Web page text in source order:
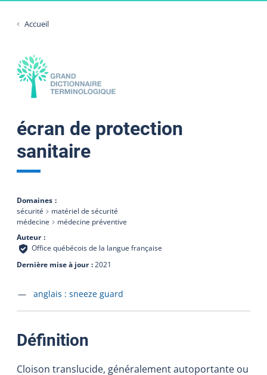
Accueil
écran de protection
sanitaire
Domaines
sécurité
matériel de sécurité
médecine
médecine préventive
Auteur
Office québécois de la langue française
Dernière mise à jour 2021
Accéder à la fiche en
anglais : sneeze guard
Définition
Cloison translucide, généralement autoportante ou